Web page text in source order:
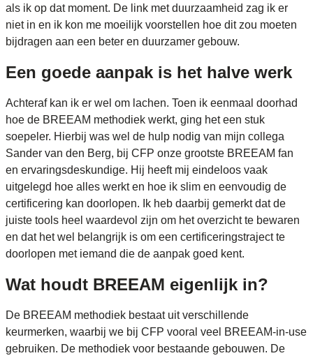
als ik op dat moment. De link met duurzaamheid zag ik er
niet in en ik kon me moeilijk voorstellen hoe dit zou moeten
bijdragen aan een beter en duurzamer gebouw.
Een goede aanpak is het halve werk
Achteraf kan ik er wel om lachen. Toen ik eenmaal doorhad
hoe de BREEAM methodiek werkt, ging het een stuk
soepeler. Hierbij was wel de hulp nodig van mijn collega
Sander van den Berg, bij CFP onze grootste BREEAM fan
en ervaringsdeskundige. Hij heeft mij eindeloos vaak
uitgelegd hoe alles werkt en hoe ik slim en eenvoudig de
certificering kan doorlopen. Ik heb daarbij gemerkt dat de
juiste tools heel waardevol zijn om het overzicht te bewaren
en dat het wel belangrijk is om een certificeringstraject te
doorlopen met iemand die de aanpak goed kent.
Wat houdt BREEAM eigenlijk in?
De BREEAM methodiek bestaat uit verschillende
keurmerken, waarbij we bij CFP vooral veel BREEAM-in-use
gebruiken. De methodiek voor bestaande gebouwen. De